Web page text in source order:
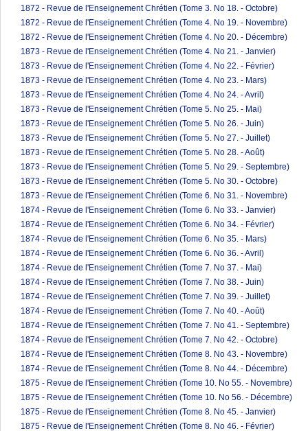
1872 - Revue de l'Enseignement Chrétien (Tome 3. No 18. - Octobre)
1872 - Revue de l'Enseignement Chrétien (Tome 4. No 19. - Novembre)
1872 - Revue de l'Enseignement Chrétien (Tome 4. No 20. - Décembre)
1873 - Revue de l'Enseignement Chrétien (Tome 4. No 21. - Janvier)
1873 - Revue de l'Enseignement Chrétien (Tome 4. No 22. - Février)
1873 - Revue de l'Enseignement Chrétien (Tome 4. No 23. - Mars)
1873 - Revue de l'Enseignement Chrétien (Tome 4. No 24. - Avril)
1873 - Revue de l'Enseignement Chrétien (Tome 5. No 25. - Mai)
1873 - Revue de l'Enseignement Chrétien (Tome 5. No 26. - Juin)
1873 - Revue de l'Enseignement Chrétien (Tome 5. No 27. - Juillet)
1873 - Revue de l'Enseignement Chrétien (Tome 5. No 28. - Août)
1873 - Revue de l'Enseignement Chrétien (Tome 5. No 29. - Septembre)
1873 - Revue de l'Enseignement Chrétien (Tome 5. No 30. - Octobre)
1873 - Revue de l'Enseignement Chrétien (Tome 6. No 31. - Novembre)
1874 - Revue de l'Enseignement Chrétien (Tome 6. No 33. - Janvier)
1874 - Revue de l'Enseignement Chrétien (Tome 6. No 34. - Février)
1874 - Revue de l'Enseignement Chrétien (Tome 6. No 35. - Mars)
1874 - Revue de l'Enseignement Chrétien (Tome 6. No 36. - Avril)
1874 - Revue de l'Enseignement Chrétien (Tome 7. No 37. - Mai)
1874 - Revue de l'Enseignement Chrétien (Tome 7. No 38. - Juin)
1874 - Revue de l'Enseignement Chrétien (Tome 7. No 39. - Juillet)
1874 - Revue de l'Enseignement Chrétien (Tome 7. No 40. - Août)
1874 - Revue de l'Enseignement Chrétien (Tome 7. No 41. - Septembre)
1874 - Revue de l'Enseignement Chrétien (Tome 7. No 42. - Octobre)
1874 - Revue de l'Enseignement Chrétien (Tome 8. No 43. - Novembre)
1874 - Revue de l'Enseignement Chrétien (Tome 8. No 44. - Décembre)
1875 - Revue de l'Enseignement Chrétien (Tome 10. No 55. - Novembre)
1875 - Revue de l'Enseignement Chrétien (Tome 10. No 56. - Décembre)
1875 - Revue de l'Enseignement Chrétien (Tome 8. No 45. - Janvier)
1875 - Revue de l'Enseignement Chrétien (Tome 8. No 46. - Février)